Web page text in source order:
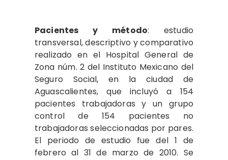
Pacientes y método: estudio
transversal, descriptivo y comparativo
realizado en el Hospital General de
Zona núm. 2 del Instituto Mexicano del
Seguro Social, en la ciudad de
Aguascalientes, que incluyó a 154
pacientes trabajadoras y un grupo
control de 154 pacientes no
trabajadoras seleccionadas por pares.
El periodo de estudio fue del 1 de
febrero al 31 de marzo de 2010. Se